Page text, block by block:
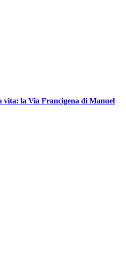
vita: la Via Francigena di Manuel